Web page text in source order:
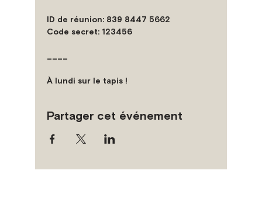
ID de réunion: 839 8447 5662
Code secret: 123456
À lundi sur le tapis !
Partager cet événement